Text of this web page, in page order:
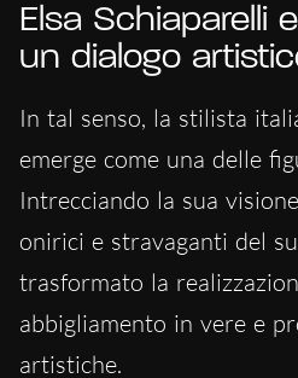
Elsa Schiaparelli
un dialogo
In tal senso, la stilista
emerge come una delle
Intrecciando la sua
onirici e stravaganti del
trasformato la
abbigliamento in vere e
artistiche.